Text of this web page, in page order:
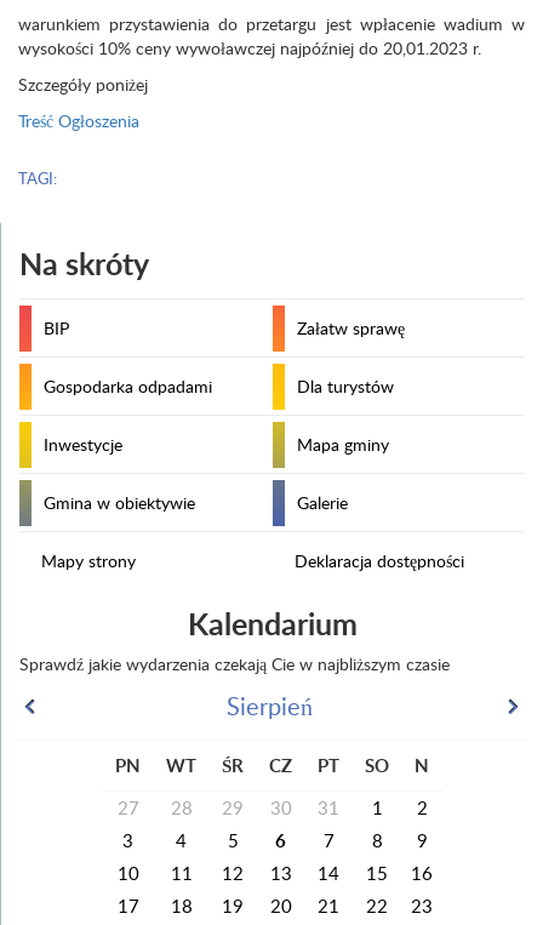
warunkiem przystawienia do przetargu jest wpłacenie wadium w
wysokości 10% ceny wywoławczej najpóźniej do 20,01.2023 r.
Szczegóły poniżej
Treść Ogłoszenia
TAGI:
Na skróty
BIP Załatw sprawę
Gospodarka odpadami Dla turystów
Inwestycje Mapa gminy
Gmina w obiektywie Galerie
Mapy strony Deklaracja dostępności
Kalendarium
Sprawdź jakie wydarzenia czekają Cie w najbliższym czasie
Sierpień
PN WT ŚR CZ PT SO N
27 28 29 30 31 1
2
3
4 5 6 7 8
9
10
11 12 13 14 15
16
17
18 19 20 21 22
23